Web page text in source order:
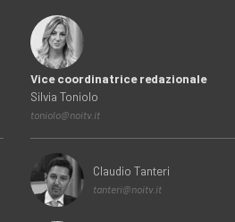
Vice coordinatrice redazionale
Silvia Toniolo
toniolo@noitv.it
Claudio Tanteri
tanteri@noitv.it